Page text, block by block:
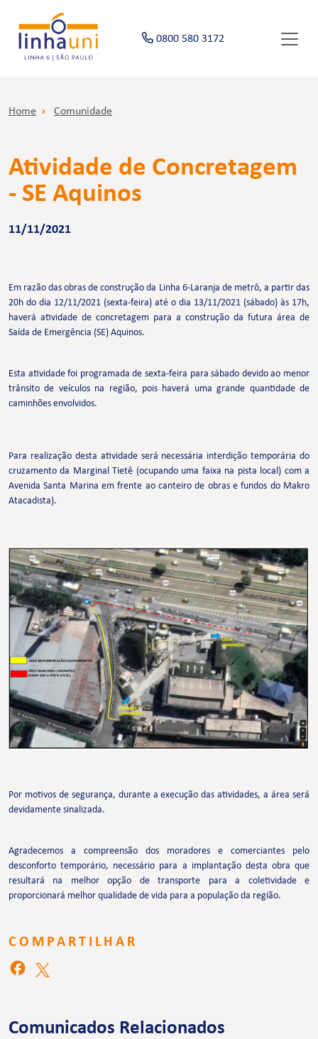
0800 580 3172
Home Comunidade
Atividade de Concretagem
- SE Aquinos
11/11/2021
Em razão das obras de construção da Linha 6-Laranja de metrô, a partir das
20h do dia 12/11/2021 (sexta-feira) até o dia 13/11/2021 (sábado) às 17h,
haverá atividade de concretagem para a construção da futura área de
Saída de Emergência (SE) Aquinos.
Esta atividade foi programada de sexta-feira para sábado devido ao menor
trânsito de veículos na região, pois haverá uma grande quantidade de
caminhões envolvidos.
Para realização desta atividade será necessária interdição temporária do
cruzamento da Marginal Tietê (ocupando uma faixa na pista local) com a
Avenida Santa Marina em frente ao canteiro de obras e fundos do Makro
Atacadista).
Por motivos de segurança, durante a execução das atividades, a área será
devidamente sinalizada.
Agradecemos a compreensão dos moradores e comerciantes pelo
desconforto temporário, necessário para a implantação desta obra que
resultará na melhor opção de transporte para a coletividade e
proporcionará melhor qualidade de vida para a população da região.
COMPARTILHAR
Comunicados Relacionados